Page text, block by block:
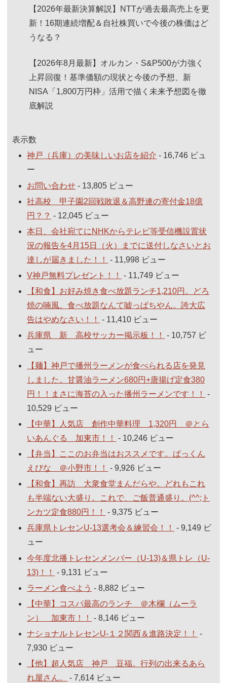
【2026年最新決算解説】NTTが過去最高売上を更
新！16期連続増配＆自社株買いで今後の株価はど
うなる？
【2026年8月最新】オルカン・S&P500が力強く
上昇回復！基準価額の現状と今後の予想、新
NISA「1,800万円枠」活用で描く未来予想図を徹
底解説
表示数
神戸（兵庫）の美味しいお店を紹介 - 16,746 ビュ
ー
お問い合わせ - 13,805 ビュー
社高校 甲子園2回戦敗退＆高野連の寄付金18億
円？？ - 12,045 ビュー
本日、会社宛てにNHKからテレビ等受信機設置状
況の報告を4月15日（火）までに送付しなさいとお
達しが届きました！！
- 11,998 ビュー
V神戸無料プレゼント！！
- 11,749 ビュー
【和食】お好み焼き食べ放題ランチ1,210円。どろ
焼の喃風。食べ放題なんて嘘っぱちやん。誇大広
告はやめなさい！！
- 11,410 ビュー
兵庫県 新 高校サッカー掲示板！！
- 10,757 ビ
ュー
【麺】神戸で播州ラーメンが食べられる店を発見
しました。甘醤油ラーメン680円+唐揚げ定食380
円！！まさに海苔の入った播州ラーメンです！！
-
10,529 ビュー
【中華】人気店 創作中華料理 1,320円 ＠とら
いあんぐる 加東市！！
- 10,246 ビュー
【弁当】ここのお弁当はおススメです。ぱっくん
えびな ＠小野市！！
- 9,926 ビュー
【和食】再訪 大衆食堂まんだらや。どれもこれ
も半端ない大盛り。これで、ご飯普通盛り。(^^;ト
ンカツ定食880円！！
- 9,375 ビュー
兵庫県トレセンU-13選考会＆練習会！！
- 9,149 ビ
ュー
今年度北播トレセンメンバー（U-13)＆県トレ（U-
13)！！
- 9,131 ビュー
ラーメン食べよう - 8,882 ビュー
【中華】コスパ最高のランチ ＠木欄（ムーラ
ン） 加東市！！
- 8,146 ビュー
ナショナルトレセンU-１２関西＆進路決定！！
-
7,930 ビュー
【他】超人気店 神戸 豆福。行列の出来るあら
れ屋さん。
- 7,614 ビュー